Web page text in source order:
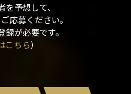
予想して、
応募ください。
が必要です。
こちら）